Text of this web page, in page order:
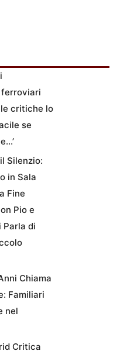
critiche lo
se
Silenzio:
in Sala
Fine
Pio e
Parla di
Chiama
Familiari
nel
Critica